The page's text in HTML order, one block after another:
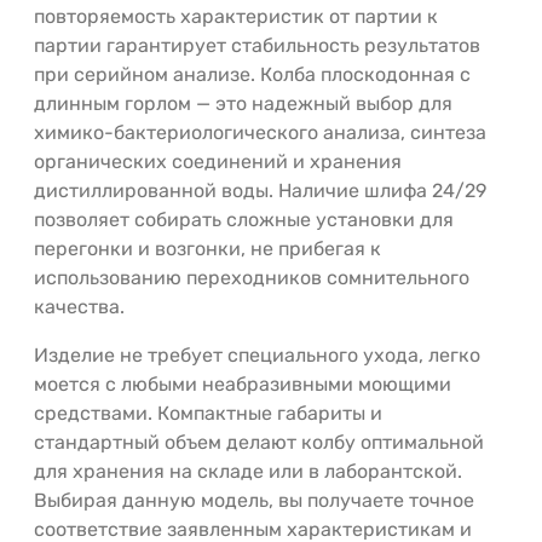
повторяемость характеристик от партии к
партии гарантирует стабильность результатов
при серийном анализе. Колба плоскодонная с
длинным горлом — это надежный выбор для
химико-бактериологического анализа, синтеза
органических соединений и хранения
дистиллированной воды. Наличие шлифа 24/29
позволяет собирать сложные установки для
перегонки и возгонки, не прибегая к
использованию переходников сомнительного
качества.
Изделие не требует специального ухода, легко
моется с любыми неабразивными моющими
средствами. Компактные габариты и
стандартный объем делают колбу оптимальной
для хранения на складе или в лаборантской.
Выбирая данную модель, вы получаете точное
соответствие заявленным характеристикам и